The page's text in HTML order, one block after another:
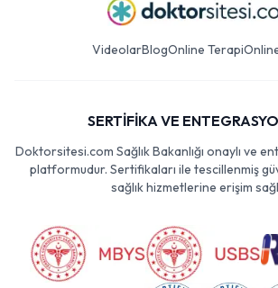
VideolarBlogOnline Terapi
SERTİFİKA VE
Doktorsitesi.com Sağlık Bakanlığı onaylı ve
platformudur. Sertifikaları ile tescillenmiş
sağlık hizmetlerine erişim